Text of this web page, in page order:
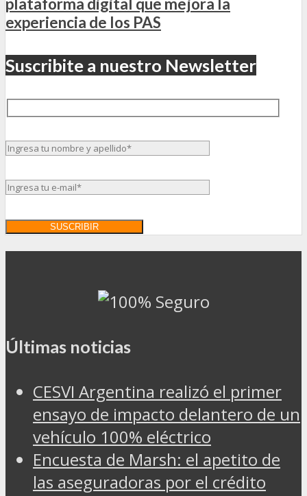
experiencia de los PAS
Suscribite a nuestro Newsletter
Últimas noticias
CESVI Argentina realizó el primer
ensayo de impacto delantero de un
vehículo 100% eléctrico
Encuesta de Marsh: el apetito de
las aseguradoras por el crédito